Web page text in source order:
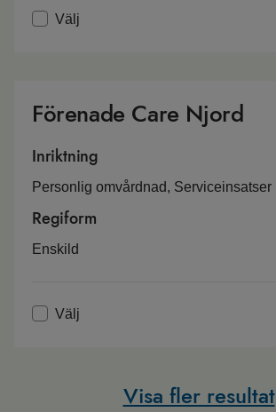
Välj
Förenade Care Njord
Inriktning
Personlig omvårdnad, Serviceinsatser
Regiform
Enskild
Välj
Visa fler resultat